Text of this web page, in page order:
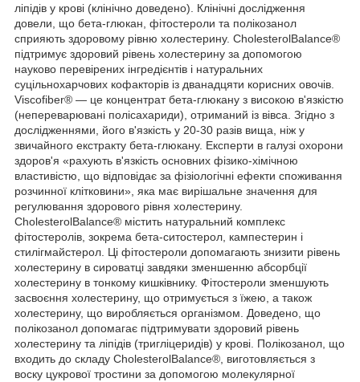
ліпідів у крові (клінічно доведено). Клінічні дослідження
довели, що бета-глюкан, фітостероли та полікозанол
сприяють здоровому рівню холестерину. CholesterolBalance®
підтримує здоровий рівень холестерину за допомогою
науково перевірених інгредієнтів і натуральних
суцільнохарчових кофакторів із дванадцяти корисних овочів.
Viscofiber® — це концентрат бета-глюкану з високою в'язкістю
(непереварювані полісахариди), отриманий із вівса. Згідно з
дослідженнями, його в'язкість у 20-30 разів вища, ніж у
звичайного екстракту бета-глюкану. Експерти в галузі охорони
здоров'я «рахують в'язкість основних фізико-хімічною
властивістю, що відповідає за фізіологічні ефекти споживання
розчинної клітковини», яка має вирішальне значення для
регулювання здорового рівня холестерину.
CholesterolBalance® містить натуральний комплекс
фітостеролів, зокрема бета-ситостерол, кампестерин і
стилігмайстерол. Ці фітостероли допомагають знизити рівень
холестерину в сироватці завдяки зменшенню абсорбції
холестерину в тонкому кишківнику. Фітостероли зменшують
засвоєння холестерину, що отримується з їжею, а також
холестерину, що виробляється організмом. Доведено, що
полікозанол допомагає підтримувати здоровий рівень
холестерину та ліпідів (тригліцеридів) у крові. Полікозанол, що
входить до складу CholesterolBalance®, виготовляється з
воску цукрової тростини за допомогою молекулярної